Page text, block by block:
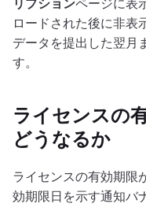
リプションページに表
ロードされた後に非表
データを提出した翌月
す。
ライセンスの
どうなるか
ライセンスの有効期限
効期限日を示す通知バ